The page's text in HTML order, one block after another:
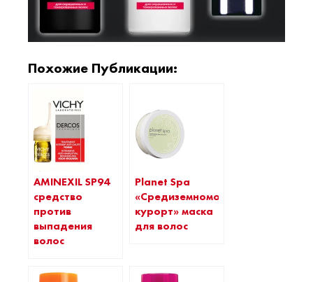
Похожие Публикации:
AMINEXIL SP94
средство
против
выпадения
волос
Planet Spa
«Средиземноморский
курорт» маска
для волос